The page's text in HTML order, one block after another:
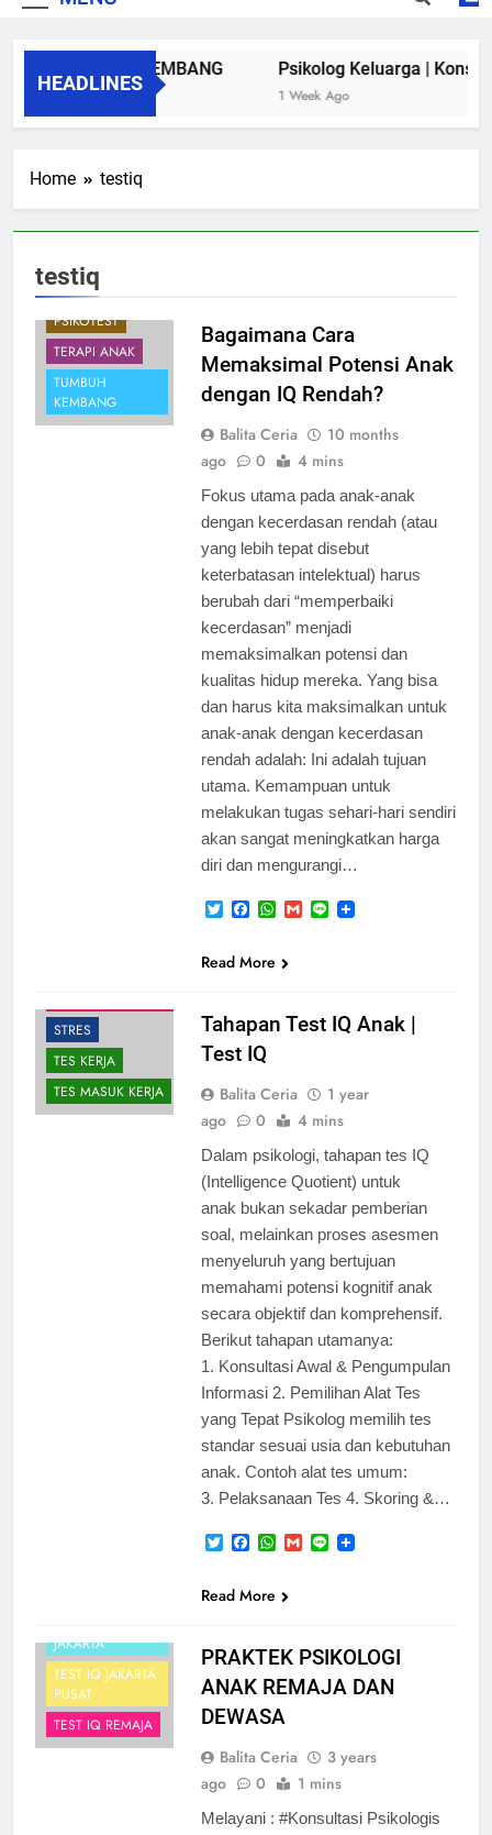
HEADLINES
TUMBUH KEMBANG
Ago
Psikolog Keluarga |
1 Week Ago
Home testiq
testiq
DIAGNOSIS
GANGGUAN
PSIKOLOG ANAK
PSIKOTEST
TERAPI ANAK
TUMBUH
KEMBANG
Bagaimana Cara
Memaksimal Potensi Anak
dengan IQ Rendah?
Balita Ceria
10 months
ago
0 4 mins
Fokus utama pada anak-anak
dengan kecerdasan rendah (atau
yang lebih tepat disebut
keterbatasan intelektual) harus
berubah dari “memperbaiki
kecerdasan” menjadi
memaksimalkan potensi dan
kualitas hidup mereka. Yang bisa
dan harus kita maksimalkan untuk
anak-anak dengan kecerdasan
rendah adalah: Ini adalah tujuan
utama. Kemampuan untuk
melakukan tugas sehari-hari sendiri
akan sangat meningkatkan harga
diri dan mengurangi…
TwitterFacebook
WhatsApp
Gmail
Line
Read More
STRES
TES KERJA
TES MASUK KERJA
Tahapan Test IQ Anak |
Test IQ
Balita Ceria
1 year
ago
0 4 mins
Dalam psikologi, tahapan tes IQ
(Intelligence Quotient) untuk
anak bukan sekadar pemberian
soal, melainkan proses asesmen
menyeluruh yang bertujuan
memahami potensi kognitif anak
secara objektif dan komprehensif.
Berikut tahapan utamanya:
1. Konsultasi Awal & Pengumpulan
Informasi 2. Pemilihan Alat Tes
yang Tepat Psikolog memilih tes
standar sesuai usia dan kebutuhan
anak. Contoh alat tes umum:
3. Pelaksanaan Tes 4. Skoring &…
TwitterFacebook
WhatsApp
Gmail
Line
Read More
JAKARTA
TEST IQ JAKARTA
PUSAT
TEST IQ REMAJA
PRAKTEK PSIKOLOGI
ANAK REMAJA DAN
DEWASA
Balita Ceria
3 years
ago
0 1 mins
Melayani : #Konsultasi Psikologis